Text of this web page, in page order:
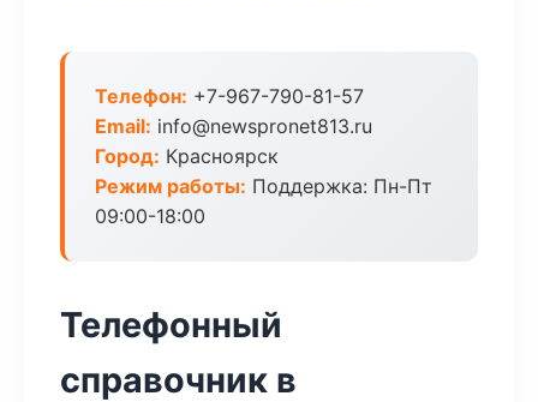
Телефон: +7-967-790-81-57
Email: info@newspronet813.ru
Город: Красноярск
Режим работы: Поддержка: Пн-Пт
09:00-18:00
Телефонный
справочник в